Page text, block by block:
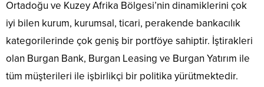
Ortadoğu ve Kuzey Afrika Bölgesi’nin dinamiklerini çok
iyi bilen kurum, kurumsal, ticari, perakende bankacılık
kategorilerinde çok geniş bir portföye sahiptir. İştirakleri
olan Burgan Bank, Burgan Leasing ve Burgan Yatırım ile
tüm müşterileri ile işbirlikçi bir politika yürütmektedir.